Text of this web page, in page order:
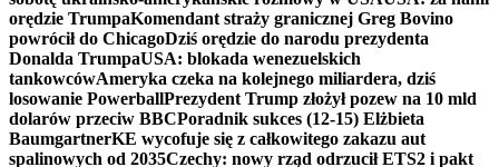
orędzie TrumpaKomendant straży granicznej Greg Bovino
powrócił do ChicagoDziś orędzie do narodu prezydenta
Donalda TrumpaUSA: blokada wenezuelskich
tankowcówAmeryka czeka na kolejnego miliardera, dziś
losowanie PowerballPrezydent Trump złożył pozew na 10 mld
dolarów przeciw BBCPoradnik sukces (12-15) Elżbieta
BaumgartnerKE wycofuje się z całkowitego zakazu aut
spalinowych od 2035Czechy: nowy rząd odrzucił ETS2 i pakt